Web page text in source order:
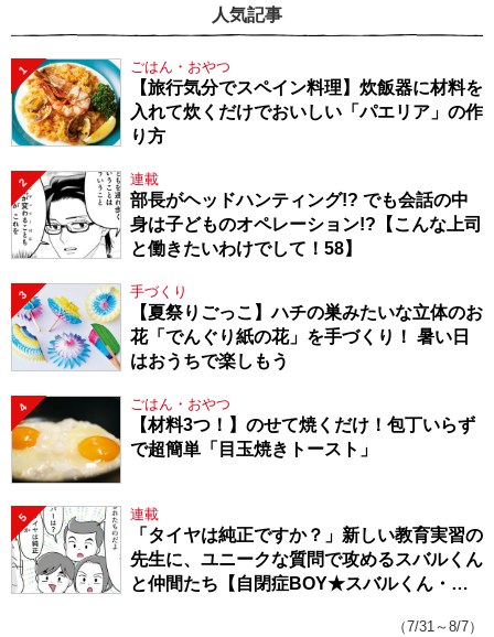
人気記事
1 ごはん・おやつ
【旅行気分でスペイン料理】炊飯器に材料を
入れて炊くだけでおいしい「パエリア」の作
り方
2 連載
部長がヘッドハンティング!? でも会話の中
身は子どものオペレーション!?【こんな上司
と働きたいわけでして！58】
3 手づくり
【夏祭りごっこ】ハチの巣みたいな立体のお
花「でんぐり紙の花」を手づくり！ 暑い日
はおうちで楽しもう
4 ごはん・おやつ
【材料3つ！】のせて焼くだけ！包丁いらず
で超簡単「目玉焼きトースト」
5 連載
「タイヤは純正ですか？」新しい教育実習の
先生に、ユニークな質問で攻めるスバルくん
と仲間たち【自閉症BOY★スバルくん・
（7/31～8/7）